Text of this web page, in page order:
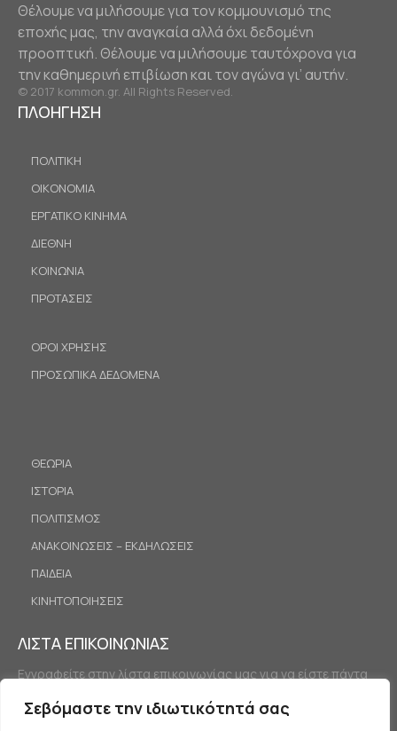
Σεβόμαστε την ιδιωτικότητά σας
Θέλουμε να μιλήσουμε για τον κομμουνισμό της
εποχής μας, την αναγκαία αλλά όχι δεδομένη
προοπτική. Θέλουμε να μιλήσουμε ταυτόχρονα για
την καθημερινή επιβίωση και τον αγώνα γι’ αυτήν.
© 2017 kommon.gr. All Rights Reserved.
ΠΛΟΗΓΗΣΗ
ΠΟΛΙΤΙΚΗ
ΟΙΚΟΝΟΜΙΑ
ΕΡΓΑΤΙΚΟ ΚΙΝΗΜΑ
ΔΙΕΘΝΗ
ΚΟΙΝΩΝΙΑ
ΠΡΟΤΑΣΕΙΣ
ΟΡΟΙ ΧΡΗΣΗΣ
ΠΡΟΣΩΠΙΚΑ ΔΕΔΟΜΕΝΑ
ΘΕΩΡΙΑ
ΙΣΤΟΡΙΑ
ΠΟΛΙΤΙΣΜΟΣ
ΑΝΑΚΟΙΝΩΣΕΙΣ – ΕΚΔΗΛΩΣΕΙΣ
ΠΑΙΔΕΙΑ
ΚΙΝΗΤΟΠΟΙΗΣΕΙΣ
ΛΙΣΤΑ ΕΠΙΚΟΙΝΩΝΙΑΣ
Εγγραφείτε στην λίστα επικοινωνίας μας για να είστε πάντα